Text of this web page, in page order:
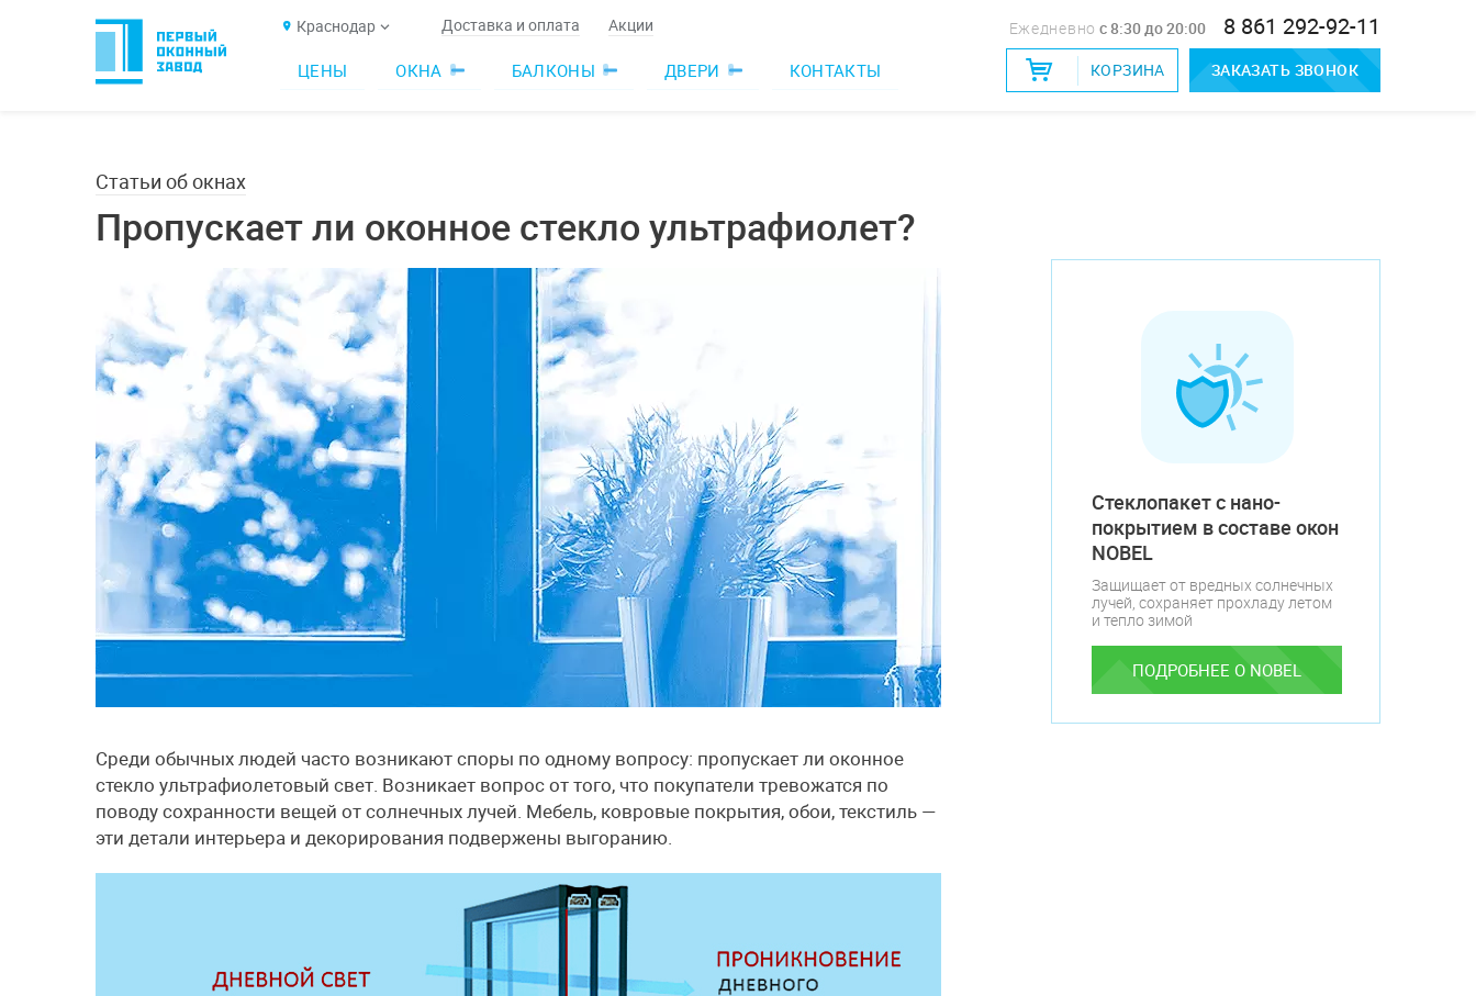
Краснодар Доставка и оплата Акции
ЦЕНЫ ОКНА БАЛКОНЫ ДВЕРИ КОНТАКТЫ
Ежедневно c 8:30 до 20:00 8 861 292-92-11
КОРЗИНА ЗАКАЗАТЬ ЗВОНОК
Статьи об окнах
Пропускает ли оконное стекло ультрафиолет?
Среди обычных людей часто возникают споры по одному вопросу: пропускает ли оконное
стекло ультрафиолетовый свет. Возникает вопрос от того, что покупатели тревожатся по
поводу сохранности вещей от солнечных лучей. Мебель, ковровые покрытия, обои, текстиль —
эти детали интерьера и декорирования подвержены выгоранию.
Стеклопакет с нано-
покрытием в составе окон
NOBEL
Защищает от вредных солнечных
лучей, сохраняет прохладу летом
и тепло зимой
ПОДРОБНЕЕ О NOBEL